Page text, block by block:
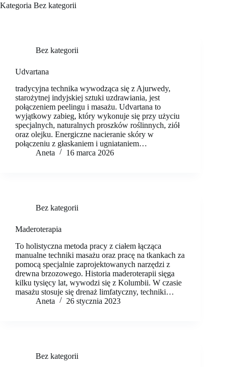
Kategoria Bez kategorii
Bez kategorii
Udvartana
tradycyjna technika wywodząca się z Ajurwedy,
starożytnej indyjskiej sztuki uzdrawiania, jest
połączeniem peelingu i masażu. Udvartana to
wyjątkowy zabieg, który wykonuje się przy użyciu
specjalnych, naturalnych proszków roślinnych, ziół
oraz olejku. Energiczne nacieranie skóry w
połączeniu z głaskaniem i ugniataniem…
Aneta
16 marca 2026
Bez kategorii
Maderoterapia
To holistyczna metoda pracy z ciałem łącząca
manualne techniki masażu oraz pracę na tkankach za
pomocą specjalnie zaprojektowanych narzędzi z
drewna brzozowego. Historia maderoterapii sięga
kilku tysięcy lat, wywodzi się z Kolumbii. W czasie
masażu stosuje się drenaż limfatyczny, techniki…
Aneta
26 stycznia 2023
Bez kategorii